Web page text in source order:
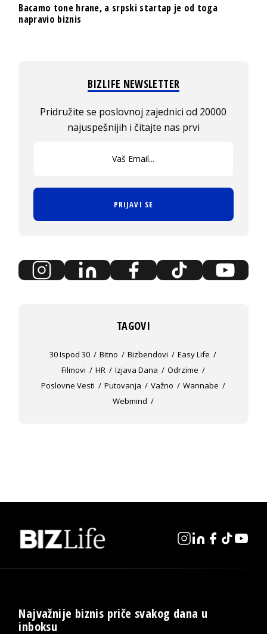
Bacamo tone hrane, a srpski startap je od toga
napravio biznis
BIZLIFE NEWSLETTER
Pridružite se poslovnoj zajednici od 20000
najuspešnijih i čitajte nas prvi
PRIJAVI SE
TAGOVI
30 Ispod 30 Bitno Bizbendovi
Easy Life
Filmovi
HR Izjava Dana
Odrzime
Poslovne Vesti
Putovanja Važno
Wannabe
Webmind
Najvažnije biznis priče svakog dana u
inboksu